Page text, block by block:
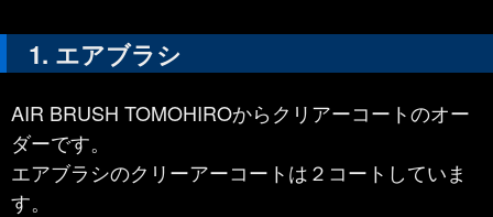
エアブラシ
AIR BRUSH TOMOHIROからクリアーコートのオー
ダーです。
エアブラシのクリーアーコートは２コートしていま
す。